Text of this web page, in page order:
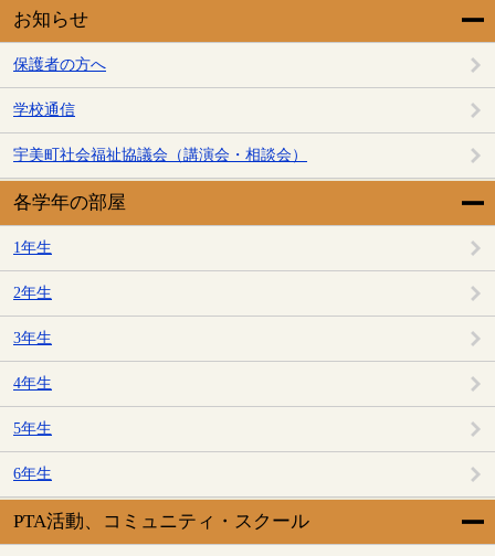
お知らせ
保護者の方へ
学校通信
宇美町社会福祉協議会（講演会・相談会）
各学年の部屋
1年生
2年生
3年生
4年生
5年生
6年生
PTA活動、コミュニティ・スクール